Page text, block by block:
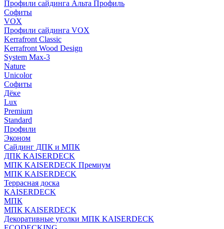
Профили сайдинга Альта Профиль
Софиты
VOX
Профили сайдинга VOX
Kerrafront Classic
Kerrafront Wood Design
System Max-3
Nature
Unicolor
Софиты
Дёке
Lux
Premium
Standard
Профили
Эконом
Сайдинг ДПК и МПК
ДПК KAISERDECK
МПК KAISERDECK Премиум
МПК KAISERDECK
Террасная доска
KAISERDECK
МПК
МПК KAISERDECK
Декоративные уголки МПК KAISERDECK